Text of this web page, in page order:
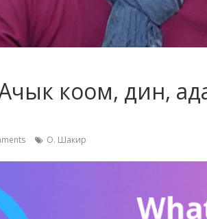
Ачык коом, дин,
О. Шакир